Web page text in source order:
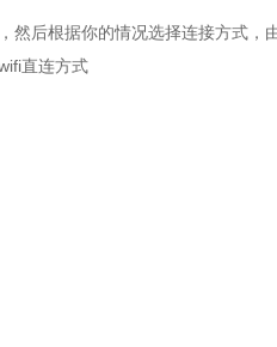
然后根据你的情况选择连接方式
直连方式